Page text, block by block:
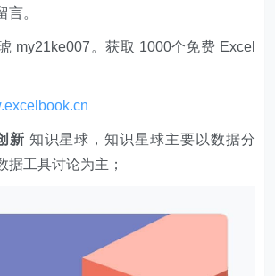
言。
my21ke007。获取 1000个免费 Excel
新 知识星球，知识星球主要以数据分
据工具讨论为主；